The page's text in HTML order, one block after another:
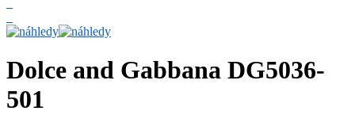
Dolce and Gabbana DG5036-
501